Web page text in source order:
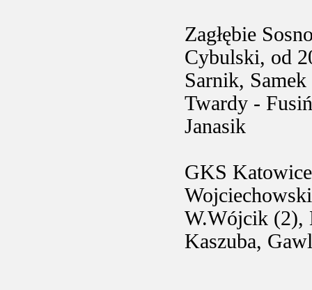
Zagłębie
Cybulski, od
Sarnik,
Twardy -
Janasik
GKS
W.Wójcik (2),
Kaszuba,